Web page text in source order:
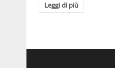
Leggi di più